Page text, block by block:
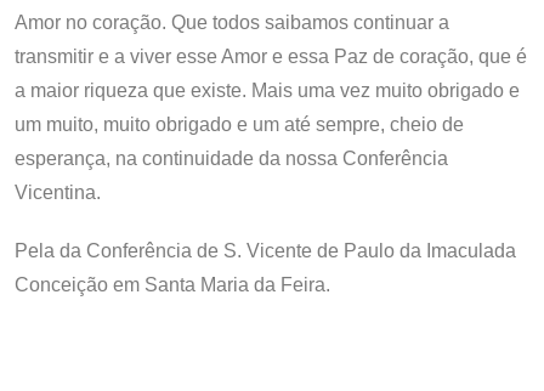
Amor no coração. Que todos saibamos continuar a
transmitir e a viver esse Amor e essa Paz de coração, que é
a maior riqueza que existe. Mais uma vez muito obrigado e
um muito, muito obrigado e um até sempre, cheio de
esperança, na continuidade da nossa Conferência
Vicentina.
Pela da Conferência de S. Vicente de Paulo da Imaculada
Conceição em Santa Maria da Feira.